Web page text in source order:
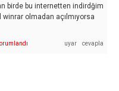
birde bu internetten indirdğim
olmadan açılmıyorsa